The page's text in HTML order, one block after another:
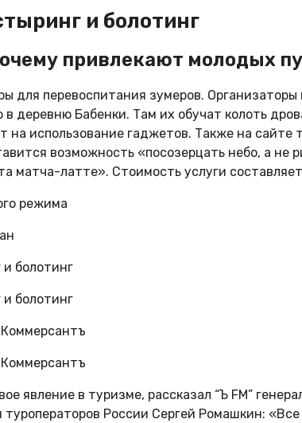
и болотинг
привлекают молодых
для перевоспитания зумеров.
деревню Бабенки. Там их обучат колоть
на использование гаджетов. Также на сайте
возможность «посозерцать небо, а не
матча-латте». Стоимость услуги
режима
явление в туризме, рассказал “Ъ FM”
России Сергей Ромашкин: